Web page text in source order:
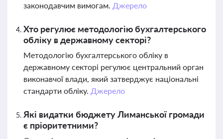
законодавчим вимогам. Джерело
Хто регулює методологію бухгалтерського
обліку в державному секторі?
Методологію бухгалтерського обліку в
державному секторі регулює центральний орган
виконавчої влади, який затверджує національні
стандарти обліку. Джерело
Які видатки бюджету Лиманської громади
є пріоритетними?